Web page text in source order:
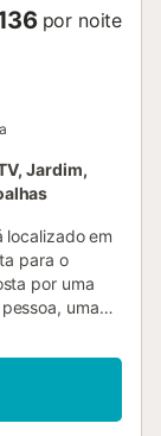
por noite
Jardim,
localizado em
para o
por uma
uma
As
velocidade
espaço de
televisão,